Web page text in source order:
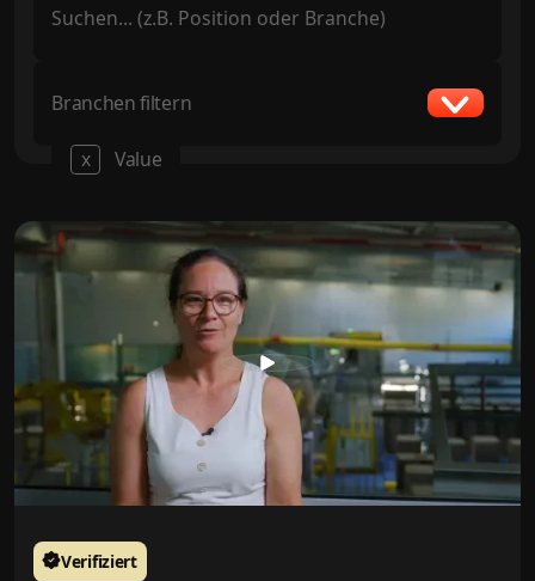
Branchen filtern
x Value
Verifiziert